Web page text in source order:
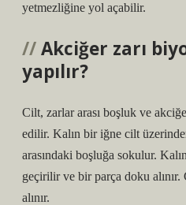
yetmezliğine yol açabilir.
Akciğer zarı
yapılır?
Cilt, zarlar arası boşluk ve
edilir. Kalın bir iğne cilt
arasındaki boşluğa sokulur.
geçirilir ve bir parça doku
alınır.